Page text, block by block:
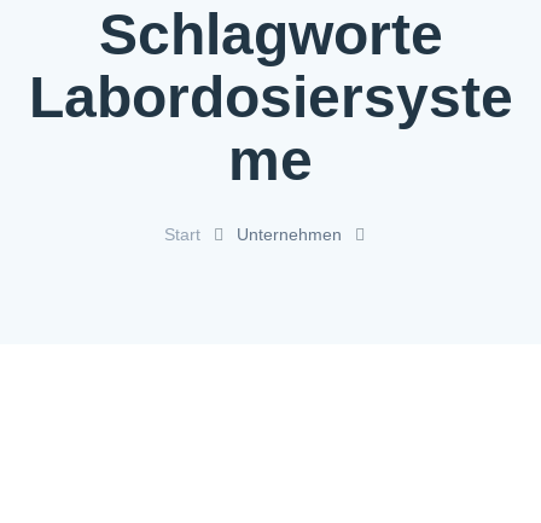
Schlagworte
Labordosiersyste
me
Start Unternehmen